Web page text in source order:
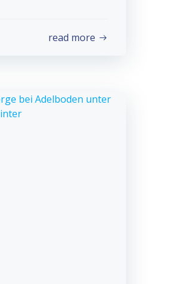
read more